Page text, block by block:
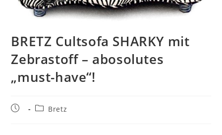
BRETZ Cultsofa SHARKY mit
Zebrastoff – abosolutes
„must-have“!
Bretz